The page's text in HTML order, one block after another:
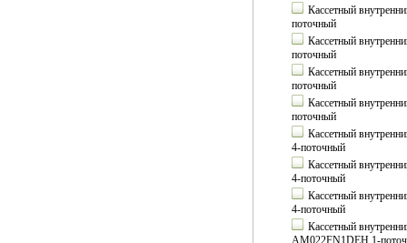
Кассетный
поточный
Кассетный
поточный
Кассетный
поточный
Кассетный
поточный
Кассетный
4-поточный
Кассетный
4-поточный
Кассетный
4-поточный
Кассетный
AM022FN1DEH 1-